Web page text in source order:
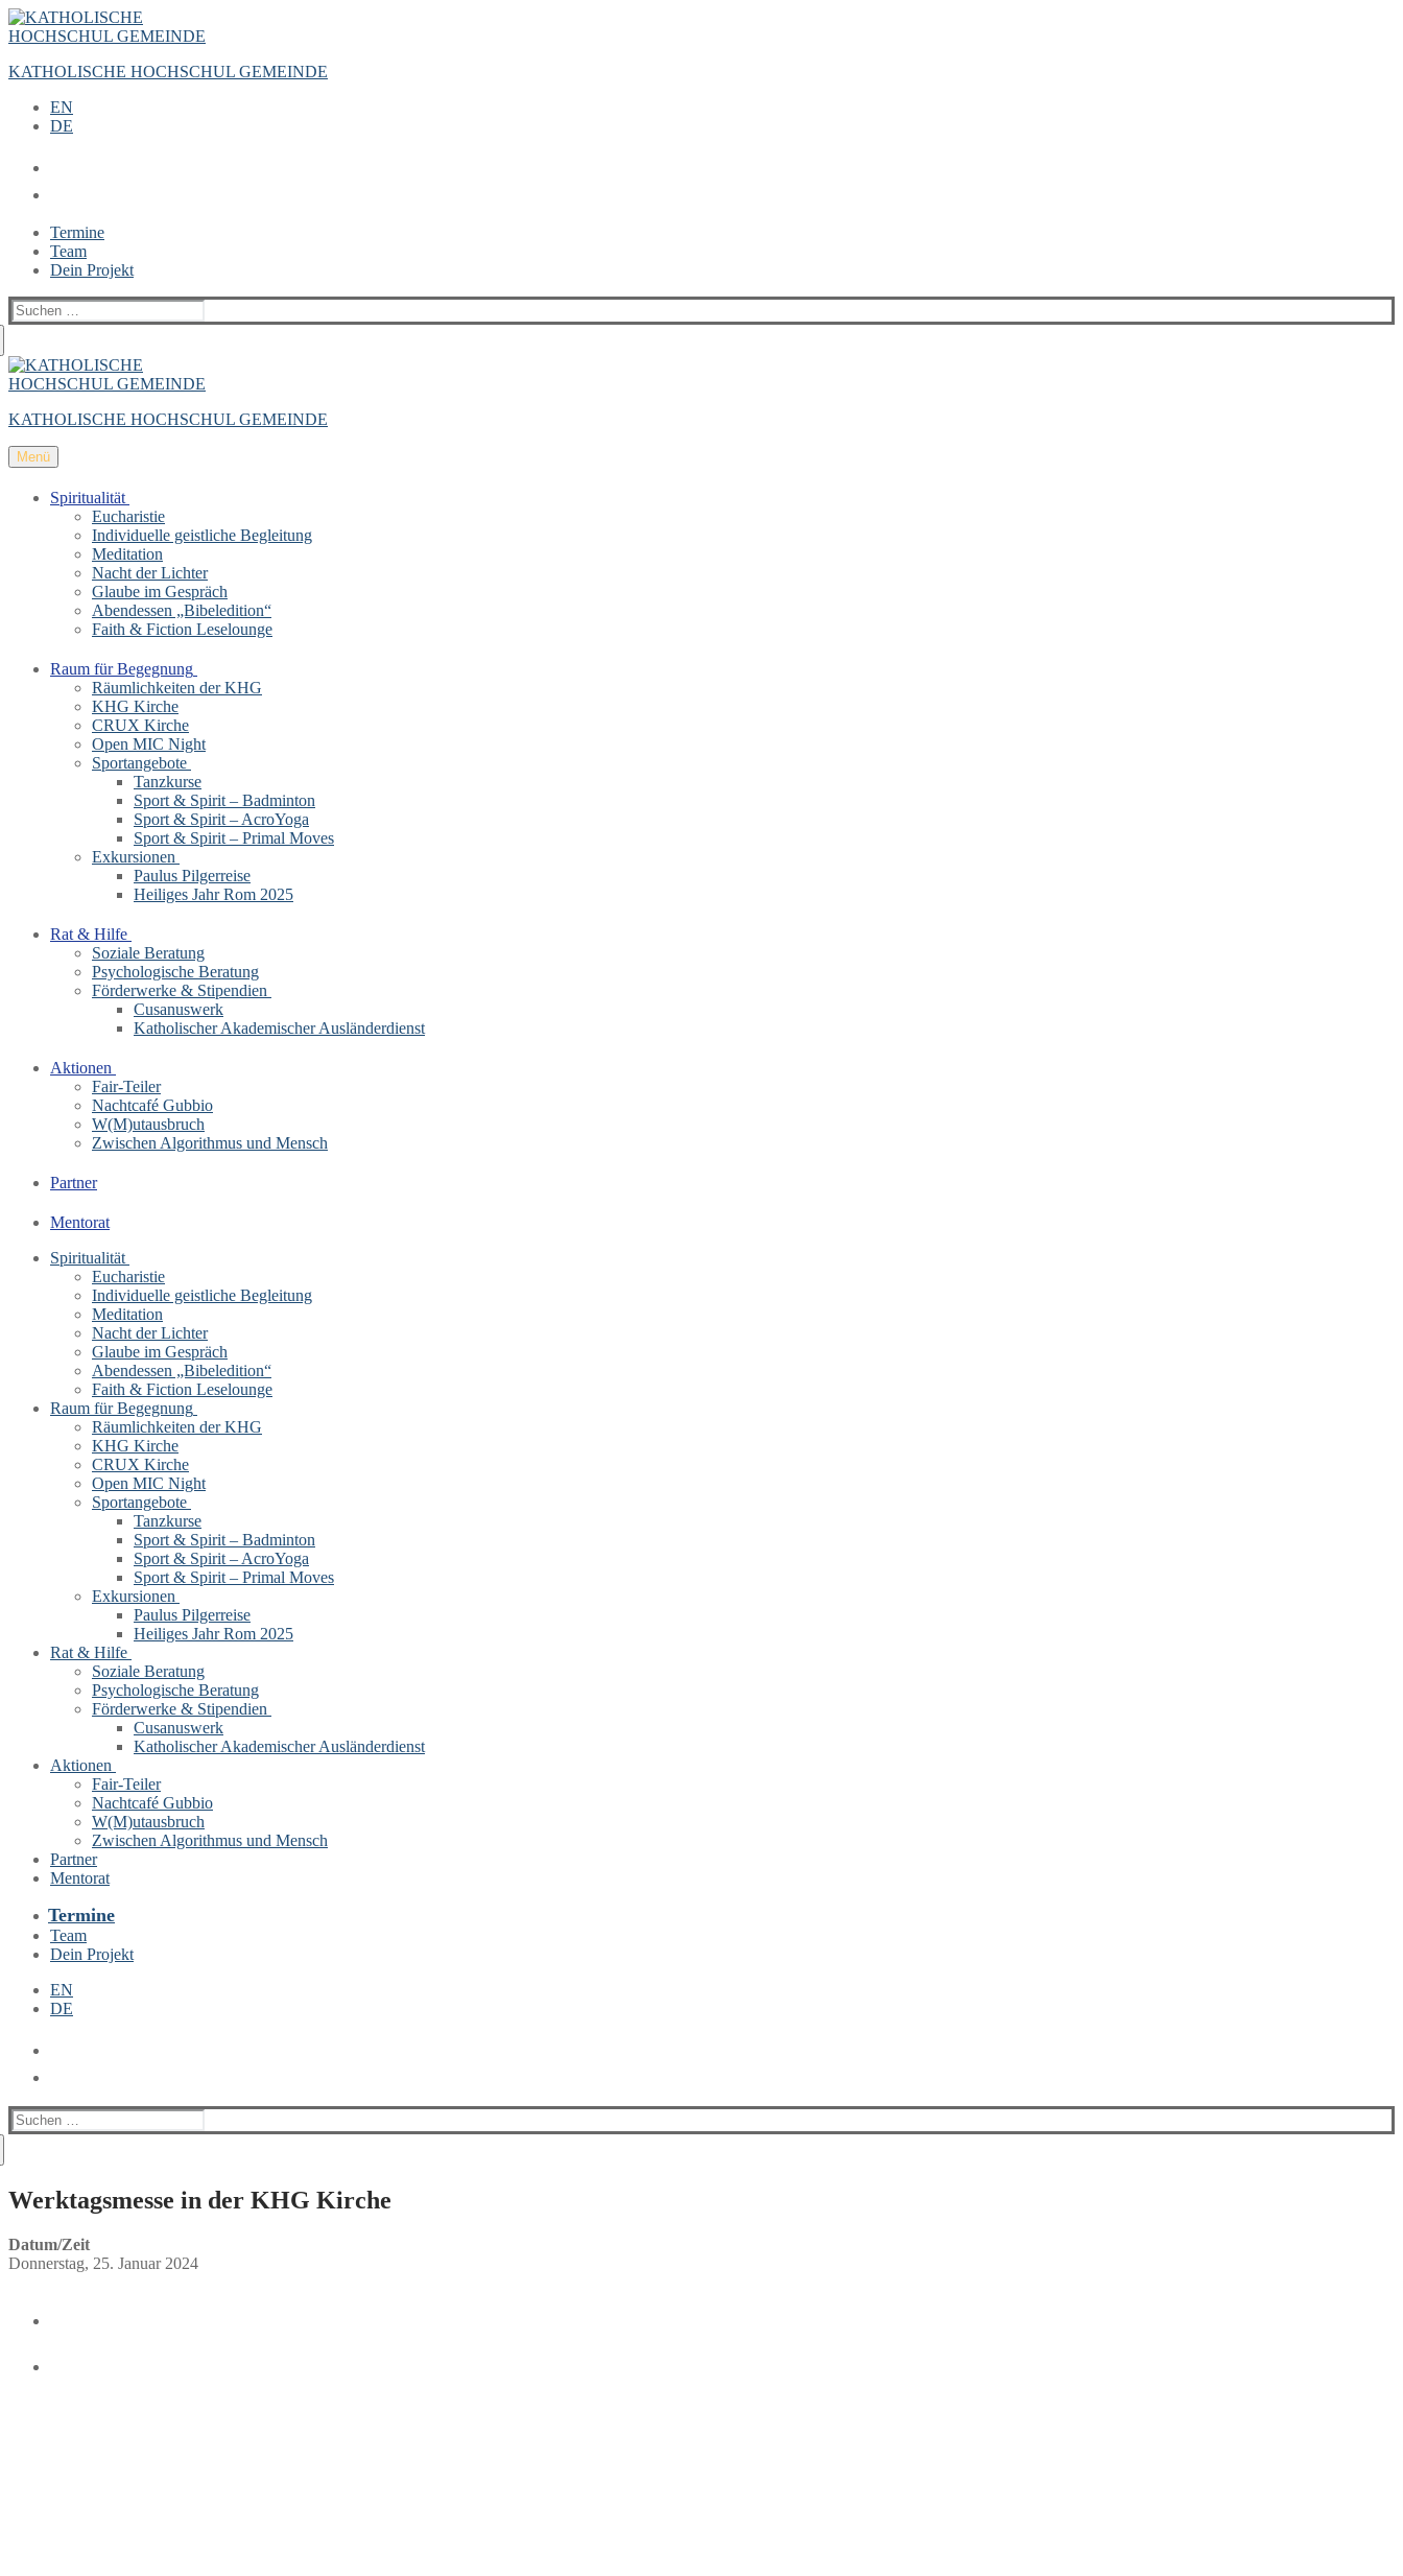
Zum
Inhalt
Menü
Schließen
KATHOLISCHE HOCHSCHUL GEMEINDE
EN
DE
Termine
Team
Dein Projekt
Suchen
nach:
KATHOLISCHE HOCHSCHUL GEMEINDE
Menü
Spiritualität
Eucharistie
Individuelle geistliche Begleitung
Meditation
Nacht der Lichter
Glaube im Gespräch
Abendessen „Bibeledition“
Faith & Fiction Leselounge
Raum für Begegnung
Räumlichkeiten der KHG
KHG Kirche
CRUX Kirche
Open MIC Night
Sportangebote
Tanzkurse
Sport & Spirit – Badminton
Sport & Spirit – AcroYoga
Sport & Spirit – Primal Moves
Exkursionen
Paulus Pilgerreise
Heiliges Jahr Rom 2025
Rat & Hilfe
Soziale Beratung
Psychologische Beratung
Förderwerke & Stipendien
Cusanuswerk
Katholischer Akademischer Ausländerdienst
Aktionen
Fair-Teiler
Nachtcafé Gubbio
W(M)utausbruch
Zwischen Algorithmus und Mensch
Partner
Mentorat
Spiritualität
Eucharistie
Individuelle geistliche Begleitung
Meditation
Nacht der Lichter
Glaube im Gespräch
Abendessen „Bibeledition“
Faith & Fiction Leselounge
Raum für Begegnung
Räumlichkeiten der KHG
KHG Kirche
CRUX Kirche
Open MIC Night
Sportangebote
Tanzkurse
Sport & Spirit – Badminton
Sport & Spirit – AcroYoga
Sport & Spirit – Primal Moves
Exkursionen
Paulus Pilgerreise
Heiliges Jahr Rom 2025
Rat & Hilfe
Soziale Beratung
Psychologische Beratung
Förderwerke & Stipendien
Cusanuswerk
Katholischer Akademischer Ausländerdienst
Aktionen
Fair-Teiler
Nachtcafé Gubbio
W(M)utausbruch
Zwischen Algorithmus und Mensch
Partner
Mentorat
Termine
Team
Dein Projekt
EN
DE
Suchen
nach:
Werktagsmesse in der KHG Kirche
Datum/Zeit
Donnerstag, 25. Januar 2024